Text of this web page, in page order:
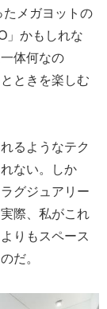
メガヨットの
かもしれな
体何なの
ときを楽しむ
るようなテク
ない。しか
グジュアリー
際、私がこれ
りもスペース
だ。